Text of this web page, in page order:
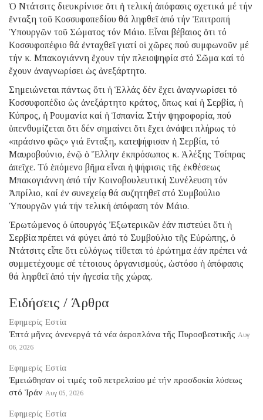
Ὁ Ντάτσιτς διευκρίνισε ὅτι ἡ τελική ἀπόφασις σχετικά μέ τήν
ἔνταξη τοῦ Κοσσυφοπεδίου θά ληφθεῖ ἀπό τήν Ἐπιτροπή
Ὑπουργῶν τοῦ Σώματος τόν Μάιο. Εἶναι βέβαιος ὅτι τό
Κοσσυφοπέφιο θά ἐνταχθεῖ γιατί οἱ χῶρες πού συμφωνοῦν μέ
τήν κ. Μπακογιάννη ἔχουν τήν πλειοψηφία στό Σῶμα καί τό
ἔχουν ἀναγνωρίσει ὡς ἀνεξάρτητο.
Σημειώνεται πάντως ὅτι ἡ Ἑλλάς δέν ἔχει ἀναγνωρίσει τό
Κοσσυφοπέδιο ὡς ἀνεξάρτητο κράτος, ὅπως καί ἡ Σερβία, ἡ
Κύπρος, ἡ Ρουμανία καί ἡ Ἱσπανία. Στήν ψηφοφορία, πού
ὑπενθυμίζεται ὅτι δέν σημαίνει ὅτι ἔχει ἀνάψει πλήρως τό
«πράσινο φῶς» γιά ἔνταξη, κατεψήφισαν ἡ Σερβία, τό
Μαυροβούνιο, ἐνῷ ὁ Ἕλλην ἐκπρόσωπος κ. Ἀλέξης Τσίπρας
ἀπεῖχε. Τό ἑπόμενο βῆμα εἶναι ἡ ψήφισις τῆς ἐκθέσεως
Μπακογιάννη ἀπό τήν Κοινοβουλευτική Συνέλευση τόν
Ἀπρίλιο, καί ἐν συνεχείᾳ θά συζητηθεῖ στό Συμβούλιο
Ὑπουργῶν γιά τήν τελική ἀπόφαση τόν Μάιο.
Ἐρωτώμενος ὁ ὑπουργός Ἐξωτερικῶν ἐάν πιστεύει ὅτι ἡ
Σερβία πρέπει νά φύγει ἀπό τό Συμβούλιο τῆς Εὐρώπης, ὁ
Ντάτσιτς εἶπε ὅτι εὐλόγως τίθεται τό ἐρώτημα ἐάν πρέπει νά
συμμετέχουμε σέ τέτοιους ὀργανισμούς, ὡστόσο ἡ ἀπόφασις
θά ληφθεῖ ἀπό τήν ἡγεσία τῆς χώρας.
Ειδήσεις / Άρθρα
Εφημερίς Εστία
Ἑπτά μῆνες ἀνενεργά τά νέα ἀεροπλάνα τῆς Πυροσβεστικῆς Αυγ
06, 2026
Εφημερίς Εστία
Ἐμειώθησαν οἱ τιμές τοῦ πετρελαίου μέ τήν προσδοκία λύσεως
στό Ἰράν Αυγ 05, 2026
Εφημερίς Εστία